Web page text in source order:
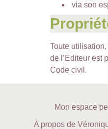
via son
Toute
de l’Editeur est
Code civil.
Mon espace
A propos de